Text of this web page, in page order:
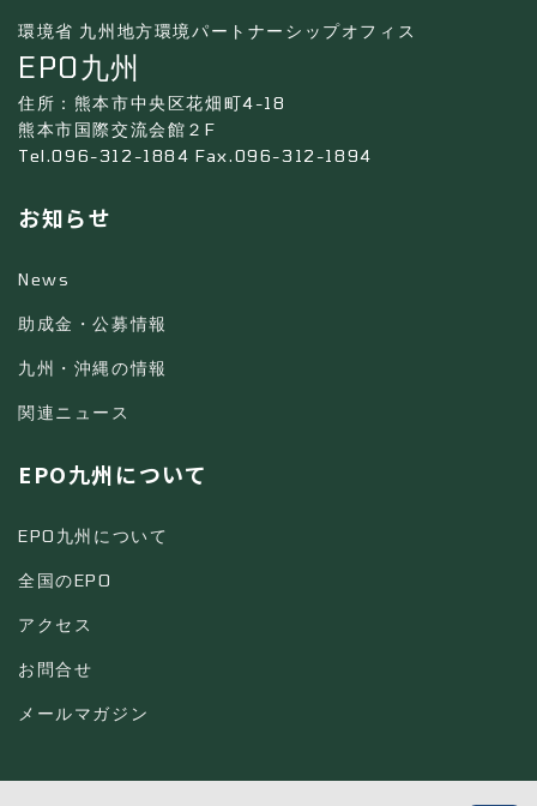
環境省 九州地方環境パートナーシップオフィス
EPO九州
住所：熊本市中央区花畑町4-18
熊本市国際交流会館２F
Tel.096-312-1884 Fax.096-312-1894
お知らせ
News
助成金・公募情報
九州・沖縄の情報
関連ニュース
EPO九州について
EPO九州について
全国のEPO
アクセス
お問合せ
メールマガジン